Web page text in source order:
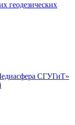
геодезических
СГУГиТ»